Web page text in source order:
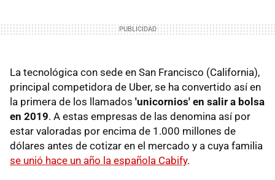
La tecnológica con sede en San Francisco (California),
principal competidora de Uber, se ha convertido así en
la primera de los llamados 'unicornios' en salir a bolsa
en 2019. A estas empresas de las denomina así por
estar valoradas por encima de 1.000 millones de
dólares antes de cotizar en el mercado y a cuya familia
se unió hace un año la española Cabify.